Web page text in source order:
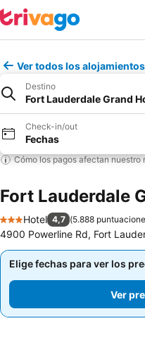
Ver todos los
Destino
Fort Lauderdale Grand
Check-in/out
Fechas
Cómo los pagos afectan nuestro
Fort Lauderdale
3 Estrellas
Hotel 4,7 (5.888
4900 Powerline Rd, Fort
Elige fechas para ver los
Ver
Elige fechas para ver los
Ver